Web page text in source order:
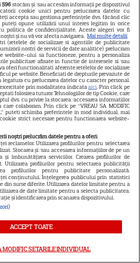
Prada 2”. Ce salarii ar fi primit
actrițele
VEDETE STRĂINE
Tom Holland, decizie radicală
pentru noul său film! Ce
promisiune a făcut actorul
după momentele virale în care
a făcut senzație prin dans
Scarlett Johansson și Kristin
Scott Thomas, din nou mamă
și fiică pe ecran în „My
Mother's Wedding”. Când
apare filmul pe SkyShowtime
Jamie Campbell Bower, starul
din „Stranger Things”, intră în
596 stocăm și/sau accesăm informații pe dispozitivul
cookie unici pentru prelucrarea datelor cu
accepta sau gestiona preferințele dvs. făcând clic
puteți opune utilizării unui interes legitim în orice
politica de confidențialitate. Aceste alegeri vor fi
și nu vă vor afecta navigarea. Mai multe detalii
(retelele de socializare si agentiile de publicitate
nostri de servicii de date analitice) prelucram
website-ului sa functioneze, pentru a personaliza
publicitare afisate in functie de interesele si/sau
oferi functionalitati aferente retelelor de socializare
pe website. Beneficiati de drepturile prevazute de
legatura cu prelucrarea datelor cu caracter personal.
prin modalitatea indicataaici. Prin click pe
folosirea tuturor Tehnologiilor de tip Cookie, care
dvs. cu privire la stocarea/accesarea informatiilor
colaboram. Prin click pe “VREAU SA MODIFIC
puteti schimba preferintele in mod individual, mai
strict necesare pentru functionarea website-
noștri prelucrăm datele pentru a oferi:
reclamelor. Utilizarea profilurilor pentru selectarea
Stocarea și/sau accesarea informațiilor de pe un
și îmbunătățirea serviciilor. Crearea profilurilor de
Utilizarea profilurilor pentru selectarea publicității
profilurilor pentru publicitate personalizată.
conținutului. Înțelegerea publicului prin statistici
din surse diferite. Utilizarea datelor limitate pentru a
de date limitate pentru a selecta publicitatea.
și identificarea prin scanarea dispozitivului.
ACCEPT TOATE
MODIFIC SETARILE INDIVIDUAL